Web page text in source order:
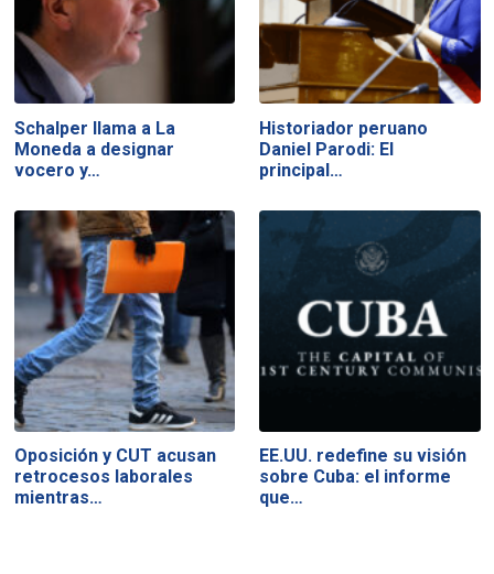
Schalper llama a La
Moneda a designar
vocero y…
Historiador peruano
Daniel Parodi: El
principal…
Oposición y CUT acusan
retrocesos laborales
mientras…
EE.UU. redefine su visión
sobre Cuba: el informe
que…